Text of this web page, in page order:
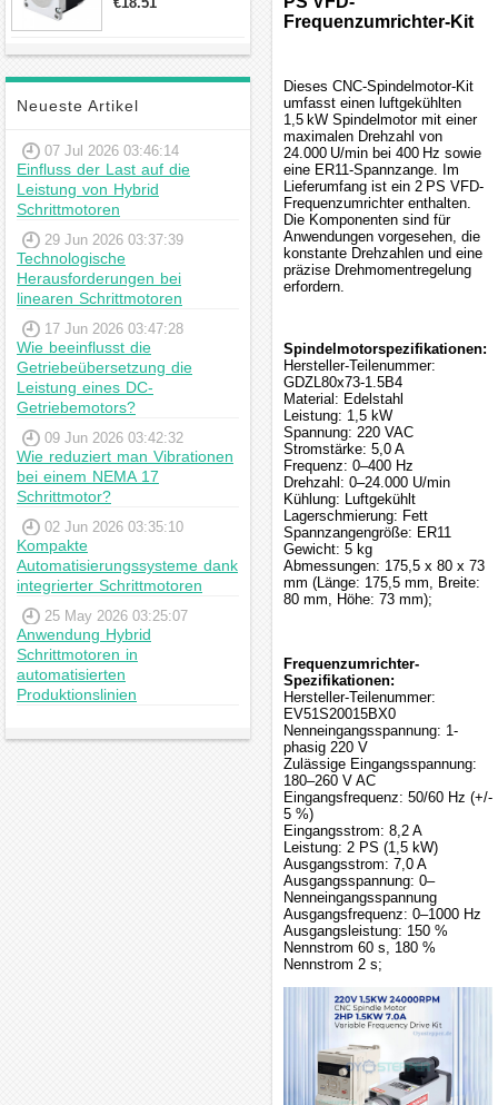
Neueste Artikel
07 Jul 2026 03:46:14
Einfluss der Last auf die
Leistung von Hybrid
Schrittmotoren
29 Jun 2026 03:37:39
Technologische
Herausforderungen bei
linearen Schrittmotoren
17 Jun 2026 03:47:28
Wie beeinflusst die
Getriebeübersetzung die
Leistung eines DC-
Getriebemotors?
09 Jun 2026 03:42:32
Wie reduziert man Vibrationen
bei einem NEMA 17
Schrittmotor?
02 Jun 2026 03:35:10
Kompakte
Automatisierungssysteme dank
integrierter Schrittmotoren
25 May 2026 03:25:07
Anwendung Hybrid
Schrittmotoren in
automatisierten
Produktionslinien
Frequenzumrichter-Kit
Dieses CNC-Spindelmotor-Kit
umfasst einen luftgekühlten
1,5 kW Spindelmotor mit einer
maximalen Drehzahl von
24.000 U/min bei 400 Hz sowie
eine ER11-Spannzange. Im
Lieferumfang ist ein 2 PS VFD-
Frequenzumrichter enthalten.
Die Komponenten sind für
Anwendungen vorgesehen, die
konstante Drehzahlen und eine
präzise Drehmomentregelung
erfordern.
Spindelmotorspezifikationen:
Hersteller-Teilenummer:
GDZL80x73-1.5B4
Material: Edelstahl
Leistung: 1,5 kW
Spannung: 220 VAC
Stromstärke: 5,0 A
Frequenz: 0–400 Hz
Drehzahl: 0–24.000 U/min
Kühlung: Luftgekühlt
Lagerschmierung: Fett
Spannzangengröße: ER11
Gewicht: 5 kg
Abmessungen: 175,5 x 80 x 73
mm (Länge: 175,5 mm, Breite:
80 mm, Höhe: 73 mm);
Frequenzumrichter-
Spezifikationen:
Hersteller-Teilenummer:
EV51S20015BX0
Nenneingangsspannung: 1-
phasig 220 V
Zulässige Eingangsspannung:
180–260 V AC
Eingangsfrequenz: 50/60 Hz (+/-
5 %)
Eingangsstrom: 8,2 A
Leistung: 2 PS (1,5 kW)
Ausgangsstrom: 7,0 A
Ausgangsspannung: 0–
Nenneingangsspannung
Ausgangsfrequenz: 0–1000 Hz
Ausgangsleistung: 150 %
Nennstrom 60 s, 180 %
Nennstrom 2 s;